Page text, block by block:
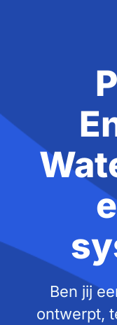
Ben jij
ontwerpt,